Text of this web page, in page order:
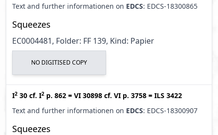
Text and further informationen on EDCS: EDCS-18300865
Squeezes
EC0004481, Folder: FF 139, Kind: Papier
NO DIGITISED COPY
I2 30 cf. I2 p. 862 = VI 30898 cf. VI p. 3758 = ILS 3422
Text and further informationen on EDCS: EDCS-18300907
Squeezes